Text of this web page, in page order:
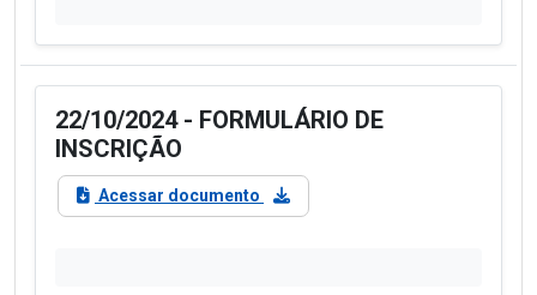
22/10/2024 - FORMULÁRIO DE
INSCRIÇÃO
Acessar documento